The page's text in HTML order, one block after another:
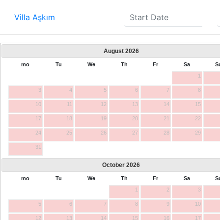
Villa Aşkım
August 2026
mo Tu We Th Fr Sa
1
3 4 5 6 7 8
10 11 12 13 14 15
17 18 19 20 21 22
24 25 26 27 28 29
31
October 2026
mo Tu We Th Fr Sa
1
2 3
5 6 7 8 9 10
12 13 14 15 16 17